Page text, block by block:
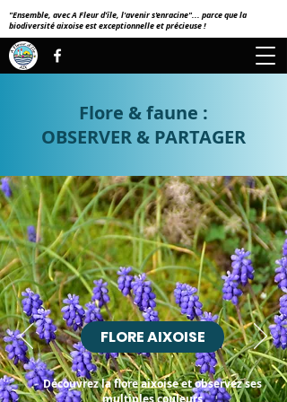
"Ensemble, avec A Fleur d'île, l'avenir s'enracine"... parce que la
biodiversité aixoise est exceptionnelle et précieuse !
Flore & faune :
OBSERVER & PARTAGER
FLORE AIXOISE
Découvrez la flore aixoise et observez ses
multiples couleurs